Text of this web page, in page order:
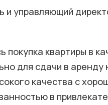
управляющий
покупка квартиры в
для сдачи в
качества с
в